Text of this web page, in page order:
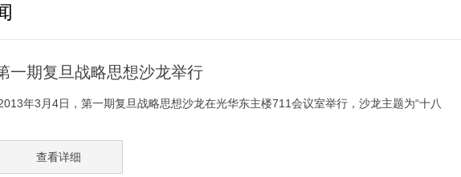
一期复旦战略思想沙龙举行
年3月4日，第一期复旦战略思想沙龙在光华东主楼711会议室举行，沙龙主题为“十八
查看详细